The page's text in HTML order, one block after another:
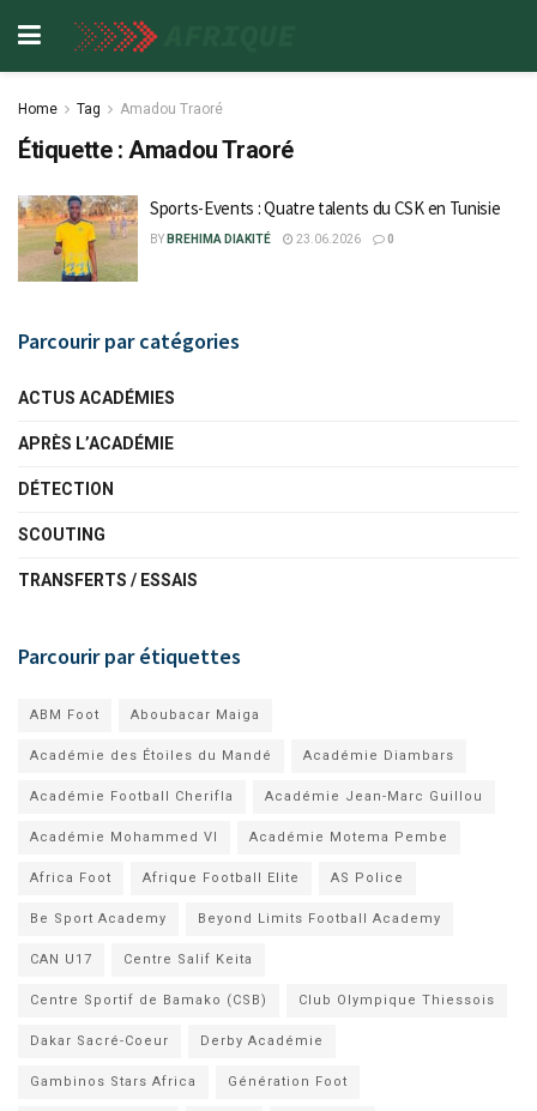
Home Tag Amadou Traoré
Étiquette :Amadou Traoré
Sports-Events : Quatre talents du CSK en Tunisie
BY BREHIMA DIAKITÉ 23.06.2026 0
Parcourir par catégories
ACTUS ACADÉMIES
APRÈS L’ACADÉMIE
DÉTECTION
SCOUTING
TRANSFERTS / ESSAIS
Parcourir par étiquettes
ABM Foot Aboubacar Maiga
Académie des Étoiles du Mandé Académie Diambars
Académie Football Cherifla Académie Jean-Marc Guillou
Académie Mohammed VI Académie Motema Pembe
Africa Foot Afrique Football Elite AS Police
Be Sport Academy Beyond Limits Football Academy
CAN U17 Centre Salif Keita
Centre Sportif de Bamako (CSB) Club Olympique Thiessois
Dakar Sacré-Coeur Derby Académie
Gambinos Stars Africa Génération Foot